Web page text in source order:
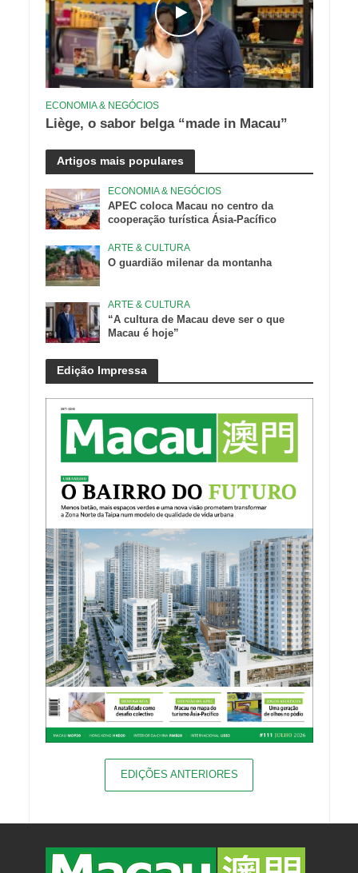
ECONOMIA & NEGÓCIOS
Liège, o sabor belga “made in Macau”
Artigos mais populares
ECONOMIA & NEGÓCIOS
APEC coloca Macau no centro da
cooperação turística Ásia-Pacífico
ARTE & CULTURA
O guardião milenar da montanha
ARTE & CULTURA
“A cultura de Macau deve ser o que
Macau é hoje”
Edição Impressa
EDIÇÕES ANTERIORES